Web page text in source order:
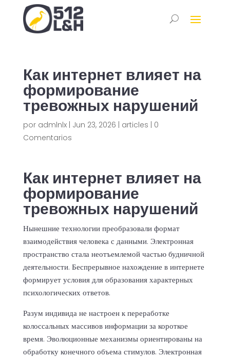
Как интернет влияет на
формирование
тревожных нарушений
por admlnlx| Jun 23, 2026 | articles | 0
Comentarios
Как интернет влияет на
формирование
тревожных нарушений
Нынешние технологии преобразовали формат
взаимодействия человека с данными. Электронная
пространство стала неотъемлемой частью будничной
деятельности. Беспрерывное нахождение в интернете
формирует условия для образования характерных
психологических ответов.
Разум индивида не настроен к переработке
колоссальных массивов информации за короткое
время. Эволюционные механизмы ориентированы на
обработку конечного объема стимулов. Электронная